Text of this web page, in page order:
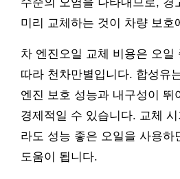
미리 교체하는 것이 차량 보호
차 엔진오일 교체 비용은 오일
따라 천차만별입니다. 합성유
엔진 보호 성능과 내구성이 뛰
경제적일 수 있습니다. 교체
라도 성능 좋은 오일을 사용하
도움이 됩니다.